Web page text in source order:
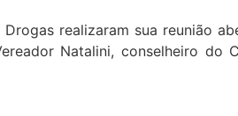
realizaram sua reunião
Natalini, conselheiro